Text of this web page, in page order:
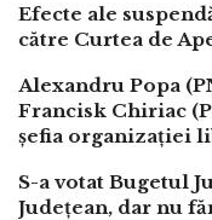
Efecte ale
către Curtea de
Alexandru Popa
Francisk Chiriac
șefia organizației
S-a votat Bugetul
Județean, dar nu